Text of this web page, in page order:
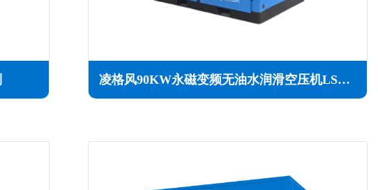
凌格风90KW永磁变频无油水润滑空压机LSW PM系列